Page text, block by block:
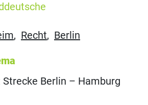
, Recht, Berlin
Strecke Berlin – Hamburg